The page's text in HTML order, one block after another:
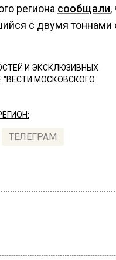
региона сообщали,
с двумя
И ЭКСКЛЮЗИВНЫХ
"ВЕСТИ МОСКОВСКОГО
ТЕЛЕГРАМ